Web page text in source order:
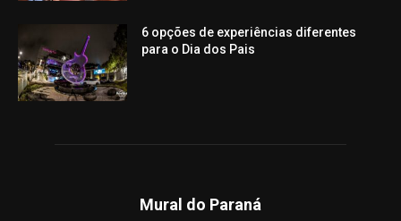
6 opções de experiências diferentes
para o Dia dos Pais
Mural do Paraná